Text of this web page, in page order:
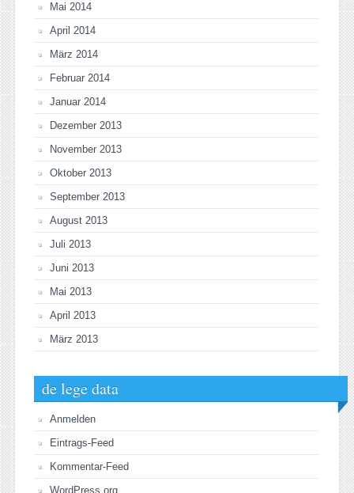
Mai 2014
April 2014
März 2014
Februar 2014
Januar 2014
Dezember 2013
November 2013
Oktober 2013
September 2013
August 2013
Juli 2013
Juni 2013
Mai 2013
April 2013
März 2013
de lege data
Anmelden
Eintrags-Feed
Kommentar-Feed
WordPress.org